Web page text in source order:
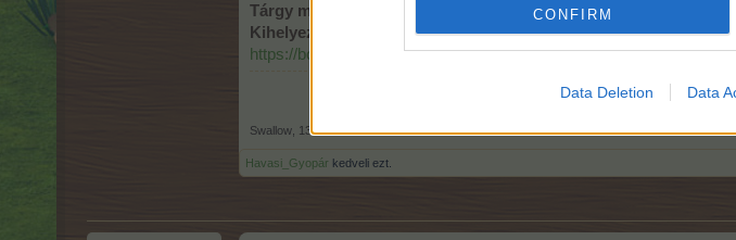
CONFIRM
Data Deletion Data
Tárgy mérete:
Kihelyezhető:
minden területre (kivéve: Teliholdas terület,
https://board-hu.farmerama.com/threads/Őszi-varázslat-top-
A fórum
Swallow 13.12.21
Havasi_Gyopár kedveli ezt.